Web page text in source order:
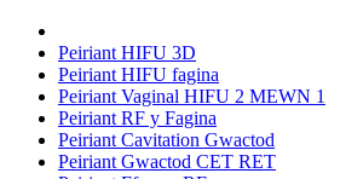
Peiriant HIFU 3D
Peiriant HIFU fagina
Peiriant Vaginal HIFU 2 MEWN 1
Peiriant RF y Fagina
Peiriant Cavitation Gwactod
Peiriant Gwactod CET RET